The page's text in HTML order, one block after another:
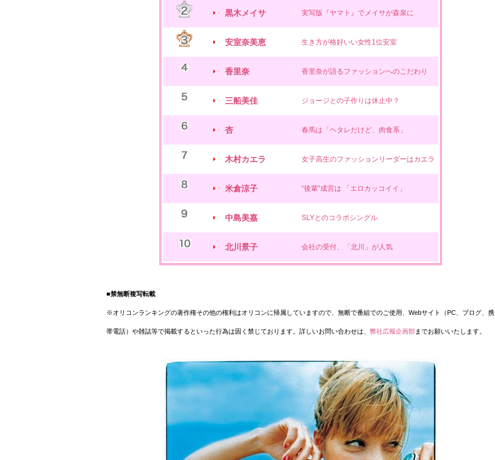
黒木メイサ 実写版『ヤマト』でメイサが森泉に
安室奈美恵 生き方が格好いい女性1位安室
香里奈 香里奈が語るファッションへのこだわり
三船美佳 ジョージとの子作りは休止中？
杏 春馬は「ヘタレだけど、肉食系」
木村カエラ 女子高生のファッションリーダーはカエラ
米倉涼子 “後輩”成宮は 「エロカッコイイ」
中島美嘉 SLYとのコラボシングル
北川景子 会社の受付、「北川」が人気
■禁無断複写転載
※オリコンランキングの著作権その他の権利はオリコンに帰属していますので、無断で番組でのご使用、Webサイト（PC、ブログ、携
帯電話）や雑誌等で掲載するといった行為は固く禁じております。詳しいお問い合わせは、 弊社広報企画部までお願いいたします。